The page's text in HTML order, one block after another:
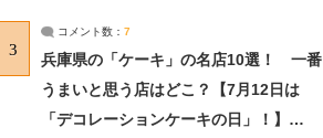
3
コメント数： 7
兵庫県の「ケーキ」の名店10選！ 一番
うまいと思う店はどこ？【7月12日は
「デコレーションケーキの日」！】